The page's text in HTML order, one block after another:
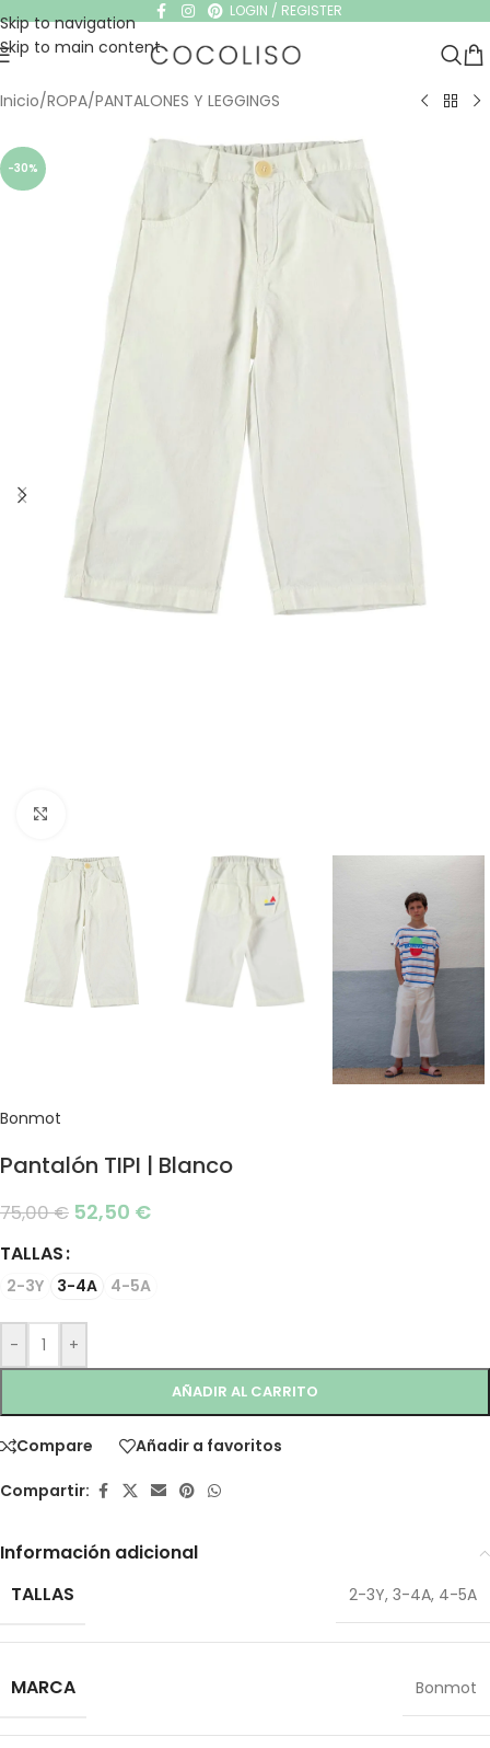
Skip to navigation
Skip to main content
LOGIN / REGISTER
Inicio/ROPA/PANTALONES Y LEGGINGS
-30%
Bonmot
Pantalón TIPI | Blanco
75,00€ 52,50 €
TALLAS
2-3Y 3-4A 4-5A
- +
AÑADIR AL CARRITO
Compare Añadir a favoritos
Compartir:
Información adicional
TALLAS
2-3Y, 3-4A, 4-5A
MARCA Bonmot